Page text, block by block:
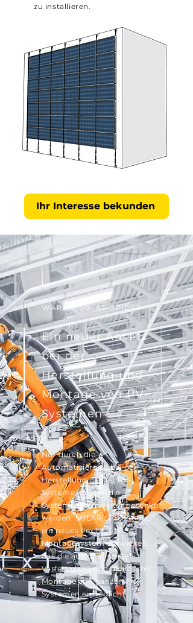
zu installieren.
Ihr Interesse bekunden
WARUM SOLAR SPIDER
Ein neuer Ansatz
bei der
Herstellung und
Montage von PV-
Systemen
Nur durch die
Automatisierung bei der
Herstellung ganzer PV-
Systeme können die
Systemkosten weiter gesenkt
werden. SOLAR SPIDER hat
ein neues flexibles
Montagesystem entwickelt,
das die automatisierte
Vorfertigung und die rasche
Montage von ganzen PV-
Systemen ermöglicht.